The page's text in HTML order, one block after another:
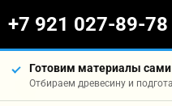
+7 921 027-89-78
Готовим материалы сами
Отбираем древесину и